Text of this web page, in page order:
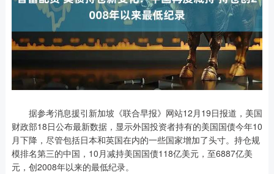
据参考消息援引新加坡《联合早报》网站12月19日报道，美国
财政部18日公布最新数据，显示外国投资者持有的美国国债今年10
月下降，尽管包括日本和英国在内的一些国家增加了头寸。持仓规
模排名第三的中国，10月减持美国国债118亿美元，至6887亿美
元，创2008年以来的最低纪录。